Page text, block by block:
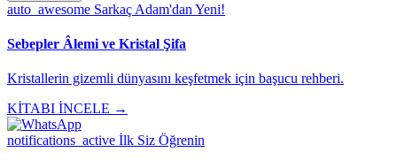
auto_awesome Sarkaç Adam'dan Yeni!
Sebepler Âlemi ve Kristal Şifa
Kristallerin gizemli dünyasını keşfetmek için başucu rehberi.
KİTABI İNCELE →
notifications_active İlk Siz Öğrenin